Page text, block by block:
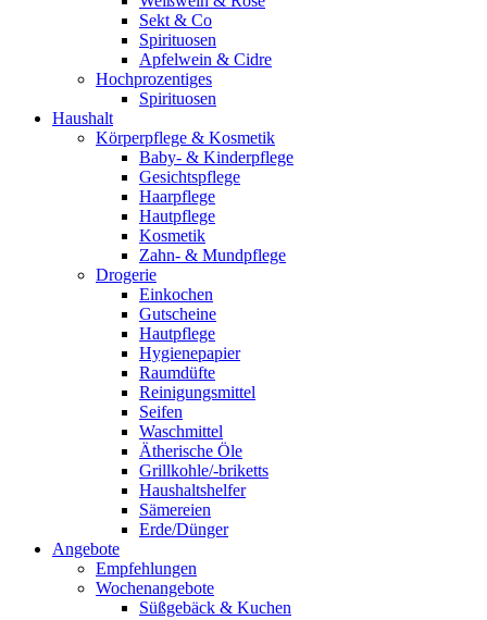
Sekt & Co
Spirituosen
Apfelwein & Cidre
Hochprozentiges
Spirituosen
Haushalt
Körperpflege & Kosmetik
Baby- & Kinderpflege
Gesichtspflege
Haarpflege
Hautpflege
Kosmetik
Zahn- & Mundpflege
Drogerie
Einkochen
Gutscheine
Hautpflege
Hygienepapier
Raumdüfte
Reinigungsmittel
Seifen
Waschmittel
Ätherische Öle
Grillkohle/-briketts
Haushaltshelfer
Sämereien
Erde/Dünger
Angebote
Empfehlungen
Wochenangebote
Süßgebäck & Kuchen